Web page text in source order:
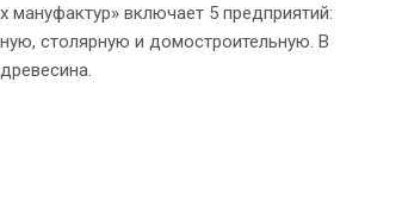
включает 5 предприятий:
столярную и домостроительную. В